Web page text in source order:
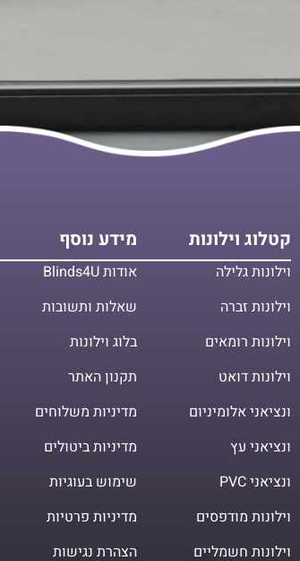
קטלוג וילונות
וילונות גלילה
וילונות זברה
וילונות רומאים
וילונות דואט
ונציאני אלומיניום
ונציאני עץ
ונציאני PVC
וילונות מודפסים
וילונות חשמליים
מידע נוסף
אודות Blinds4U
שאלות ותשובות
בלוג וילונות
תקנון האתר
מדיניות משלוחים
מדיניות ביטולים
שימוש בעוגיות
מדיניות פרטיות
הצהרת נגישות